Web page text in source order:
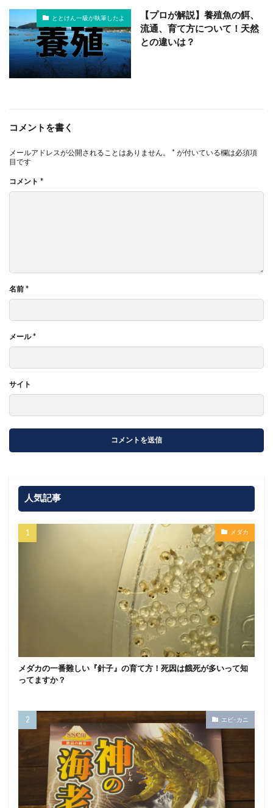
ととけん一級が執筆したよ
【プロが解説】養殖魚の餌、
流通、育て方について！天然
との違いは？
コメントを書く
メールアドレスが公開されることはありません。 * が付いている欄は必須項
目です
コメント *
名前 *
メール*
サイト
人気記事
メダカ
メダカの一番難しい『針子』の育て方！死因は餓死が多いって知
ってますか？
エビ･カニ